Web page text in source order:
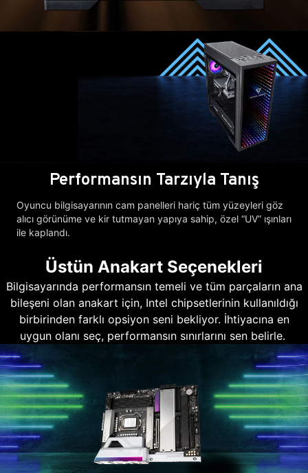
Performansın Tarzıyla Tanış
Oyuncu bilgisayarının cam panelleri hariç tüm yüzeyleri göz
alıcı görünüme ve kir tutmayan yapıya sahip, özel “UV” ışınları
ile kaplandı.
Üstün Anakart Seçenekleri
Bilgisayarında performansın temeli ve tüm parçaların ana
bileşeni olan anakart için, Intel chipsetlerinin kullanıldığı
birbirinden farklı opsiyon seni bekliyor. İhtiyacına en
uygun olanı seç, performansın sınırlarını sen belirle.